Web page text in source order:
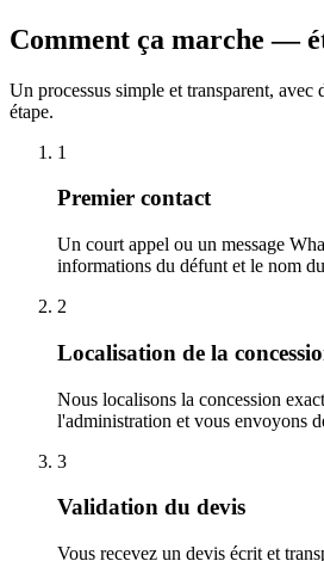
Comment ça marche —
Un processus simple et transparent, avec
étape.
1
Premier contact
Un court appel ou un message
informations du défunt et le nom
2
Localisation de la
Nous localisons la concession
l'administration et vous envoyons
3
Validation du devis
Vous recevez un devis écrit et